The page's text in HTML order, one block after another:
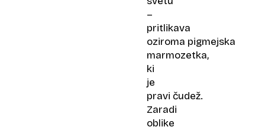
–
pritlikava
oziroma pigmejska
marmozetka,
ki
je
pravi čudež.
Zaradi
oblike